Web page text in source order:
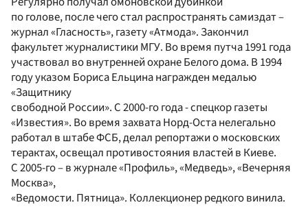
по голове, после чего стал распространять самиздат –
журнал «Гласность», газету «Атмода». Закончил
факультет журналистики МГУ. Во время путча 1991 года
участвовал во внутренней охране Белого дома. В 1994
году указом Бориса Ельцина награжден медалью
«Защитнику
свободной России». С 2000-го года - спецкор газеты
«Известия». Во время захвата Норд-Оста нелегально
работал в штабе ФСБ, делал репортажи о московских
терактах, освещал противостояния властей в Киеве.
С 2005-го – в журнале «Профиль», «Медведь», «Вечерняя
Москва»,
«Ведомости. Пятница». Коллекционер редкого винила.